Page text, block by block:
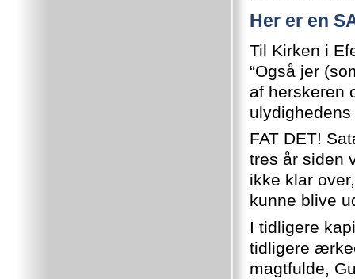
Her er en
Til Kirken i
“Også jer
af herskeren
FAT DET!
tres år siden
ikke klar
kunne blive
I tidligere
tidligere
magtfulde,